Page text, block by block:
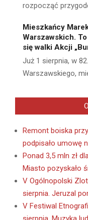
rozpocząć
Mieszkańcy
Warszawskich.
się walki Akcji
Już 1 sierpnia, w
Warszawskiego,
Remont boiska
podpisało umowę
Ponad 3,5 mln zł
Miasto pozyskało
V Ogólnopolski
sierpnia. Jeruzal
V Festiwal